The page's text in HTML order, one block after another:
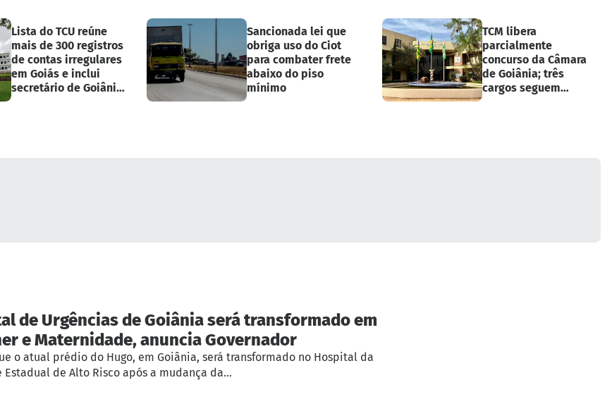
Lista do TCU reúne
mais de 300 registros
de contas irregulares
em Goiás e inclui
secretário de Goiânia
Sancionada lei que
obriga uso do Ciot
para combater frete
abaixo do piso
mínimo
TCM libera
parcialmente
concurso da Câmara
de Goiânia; três
cargos seguem
de Urgências de Goiânia será transformado em
e Maternidade, anuncia Governador
o atual prédio do Hugo, em Goiânia, será transformado no Hospital da
de Alto Risco após a mudança da…